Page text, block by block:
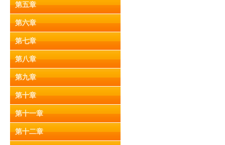
第五章
第六章
第七章
第八章
第九章
第十章
第十一章
第十二章